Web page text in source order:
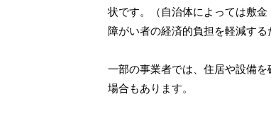
状です。（自治体によっては敷金
障がい者の経済的負担を軽減す
一部の事業者では、住居や設備
場合もあります。